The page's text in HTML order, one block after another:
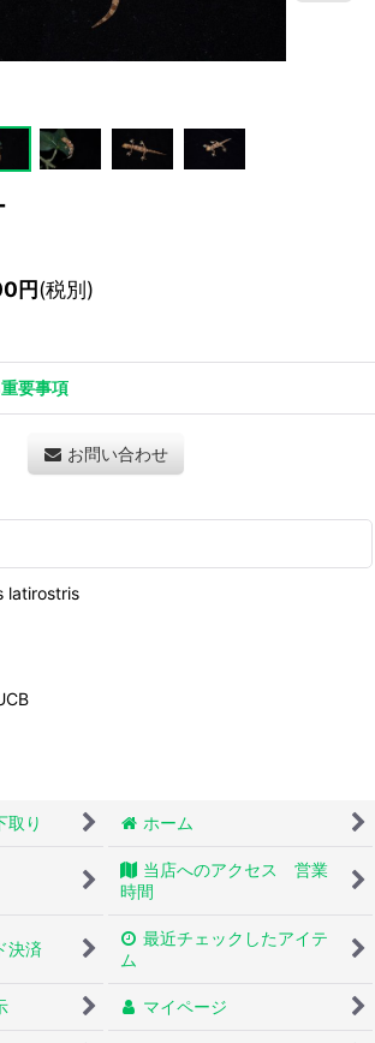
円(税別)
要事項
お問い合わせ
latirostris
取り ホーム
当店へのアクセス 営業
時間
決済
最近チェックしたアイテ
ム
マイページ